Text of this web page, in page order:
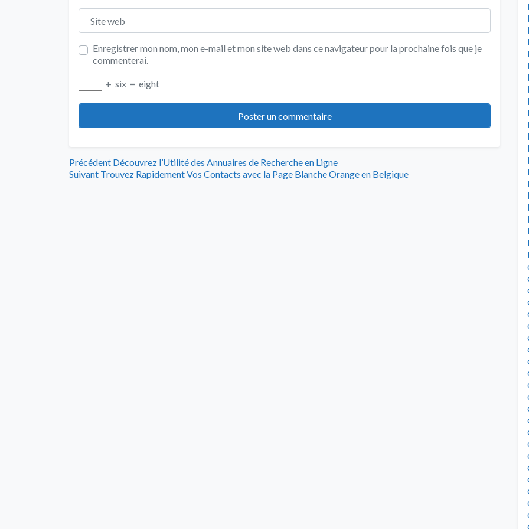
Site web
Enregistrer mon nom, mon e-mail et mon site web dans ce navigateur pour la prochaine fois que je
commenterai.
+ six = eight
Navigation
Précédent Article
précédent
Découvrez l’Utilité des Annuaires de Recherche en Ligne
Suivant Article
Trouvez Rapidement Vos Contacts avec la Page Blanche Orange en Belgique